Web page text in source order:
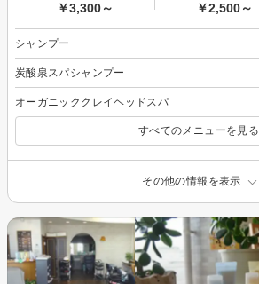
￥3,300～ ￥2,500～
シャンプー
炭酸泉スパシャンプー
オーガニッククレイヘッドスパ
すべてのメニューを見る
その他の情報を表示